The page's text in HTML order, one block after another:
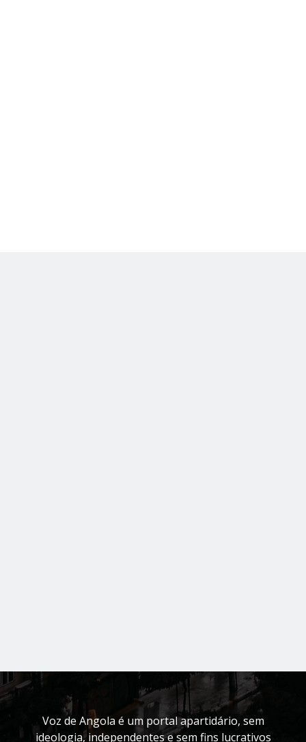
Voz de Angola é um portal apartidário, sem
ideologia, independentes e sem fins lucrativos